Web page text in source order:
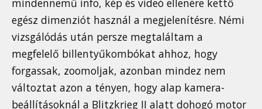
mindennemű info, kép és videó ellenére kettő
egész dimenziót használ a megjelenítésre. Némi
vizsgálódás után persze megtaláltam a
megfelelő billentyűkombókat ahhoz, hogy
forgassak, zoomoljak, azonban mindez nem
változtat azon a tényen, hogy alap kamera-
beállításoknál a Blitzkrieg II alatt dohogó motor